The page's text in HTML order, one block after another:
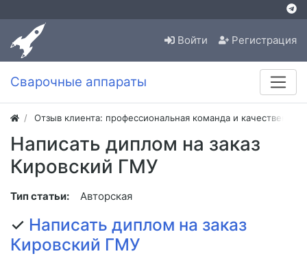
Войти Регистрация
Сварочные аппараты
Отзыв клиента: профессиональная команда и
Написать диплом на заказ
Кировский ГМУ
Тип статьи: Авторская
✓ Написать диплом на заказ
Кировский ГМУ